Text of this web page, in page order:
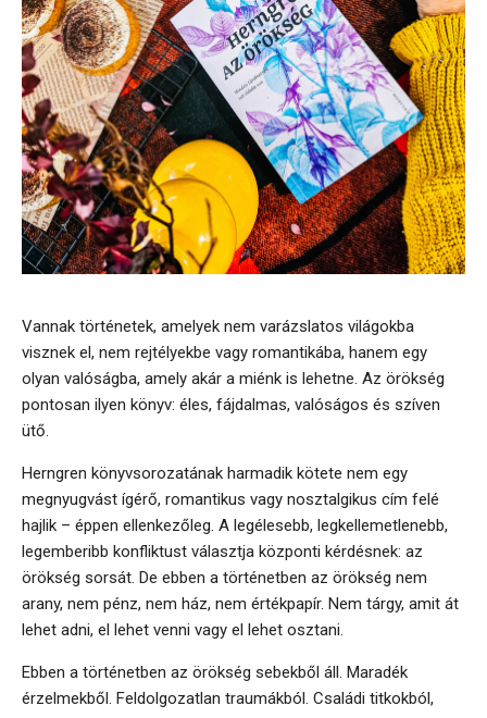
Vannak történetek, amelyek nem varázslatos világokba
visznek el, nem rejtélyekbe vagy romantikába, hanem egy
olyan valóságba, amely akár a miénk is lehetne. Az örökség
pontosan ilyen könyv: éles, fájdalmas, valóságos és szíven
ütő.
Herngren könyvsorozatának harmadik kötete nem egy
megnyugvást ígérő, romantikus vagy nosztalgikus cím felé
hajlik – éppen ellenkezőleg. A legélesebb, legkellemetlenebb,
legemberibb konfliktust választja központi kérdésnek: az
örökség sorsát. De ebben a történetben az örökség nem
arany, nem pénz, nem ház, nem értékpapír. Nem tárgy, amit át
lehet adni, el lehet venni vagy el lehet osztani.
Ebben a történetben az örökség sebekből áll. Maradék
érzelmekből. Feldolgozatlan traumákból. Családi titkokból,